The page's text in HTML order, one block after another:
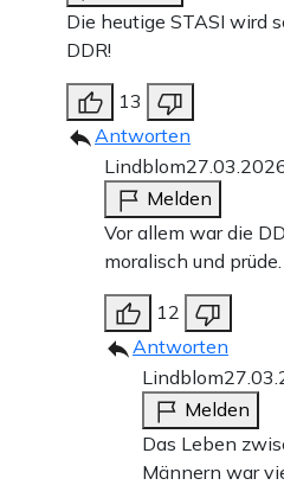
Die heutige STASI wird
DDR!
13
Antworten
Lindblom
Melden
Vor allem war die
moralisch und prüde.
12
Antworten
Lindblom
Melden
Das Leben
Männern war